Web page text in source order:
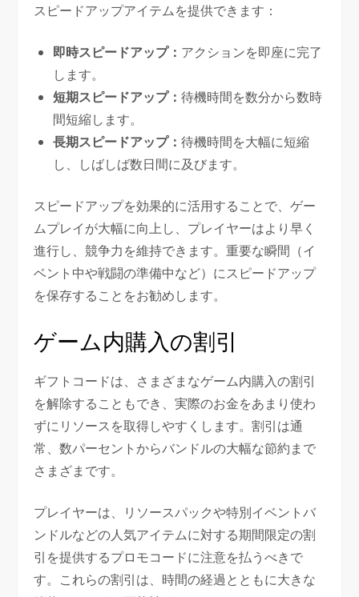
スピードアップアイテムを提供できます：
即時スピードアップ： アクションを即座に完了
します。
短期スピードアップ：待機時間を数分から数時
間短縮します。
長期スピードアップ：待機時間を大幅に短縮
し、しばしば数日間に及びます。
スピードアップを効果的に活用することで、ゲー
ムプレイが大幅に向上し、プレイヤーはより早く
進行し、競争力を維持できます。重要な瞬間（イ
ベント中や戦闘の準備中など）にスピードアップ
を保存することをお勧めします。
ゲーム内購入の割引
ギフトコードは、さまざまなゲーム内購入の割引
を解除することもでき、実際のお金をあまり使わ
ずにリソースを取得しやすくします。割引は通
常、数パーセントからバンドルの大幅な節約まで
さまざまです。
プレイヤーは、リソースパックや特別イベントバ
ンドルなどの人気アイテムに対する期間限定の割
引を提供するプロモコードに注意を払うべきで
す。これらの割引は、時間の経過とともに大きな